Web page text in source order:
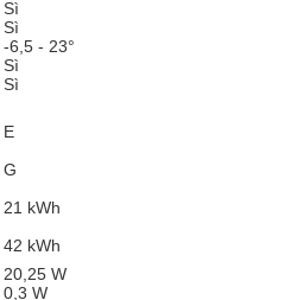
Sì
Sì
-6,5 - 23°
Sì
Sì
E
G
21 kWh
42 kWh
20,25 W
0,3 W